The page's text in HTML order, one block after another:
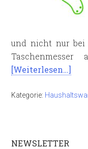
und nicht nur bei
[Weiterlesen…]
Kategorie:
NEWSLETTER